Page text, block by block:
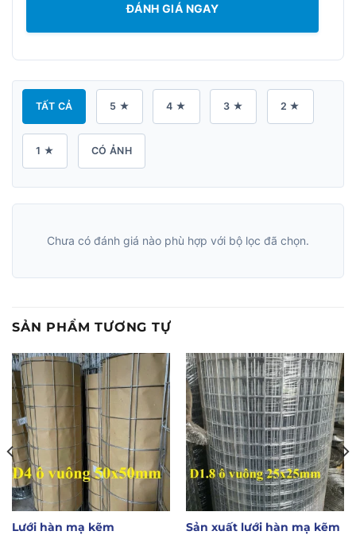
ĐÁNH GIÁ NGAY
TẤT CẢ 5 ★ 4 ★ 3 ★ 2 ★
1 ★ CÓ ẢNH
Chưa có đánh giá nào phù hợp với bộ lọc đã chọn.
SẢN PHẨM TƯƠNG TỰ
Lưới hàn mạ kẽm
Sản xuất lưới hàn mạ kẽm